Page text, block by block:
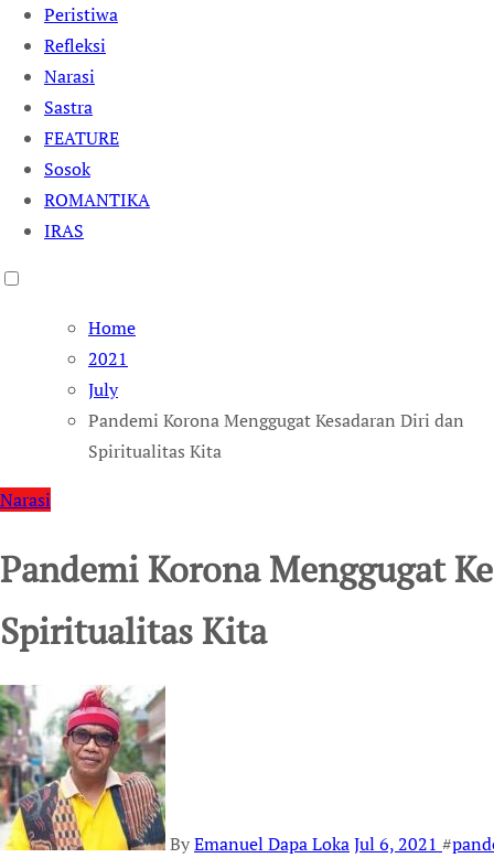
Peristiwa
Refleksi
Narasi
Sastra
FEATURE
Sosok
ROMANTIKA
IRAS
Home
2021
July
Pandemi Korona Menggugat Kesadaran Diri dan
Spiritualitas Kita
Narasi
Pandemi Korona Menggugat
Spiritualitas Kita
ByEmanuel Dapa LokaJul 6, 2021 #